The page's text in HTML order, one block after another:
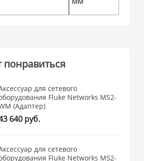
для сетевого
Fluke Networks MS2-
(Адаптер)
640 руб.
для сетевого
Fluke Networks MS2-